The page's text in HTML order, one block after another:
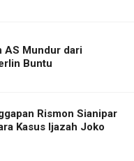
AS Mundur dari
Buntu
Rismon Sianipar
Kasus Ijazah Joko